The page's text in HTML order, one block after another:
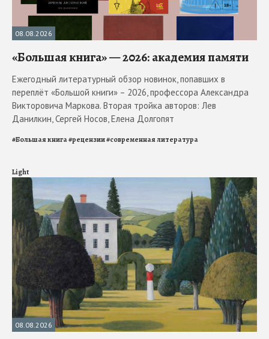
08.08.2026
«Большая книга» — 2026: академия памяти
Ежегодный литературный обзор новинок, попавших в
переплёт «Большой книги» – 2026, профессора Александра
Викторовича Маркова. Вторая тройка авторов: Лев
Данилкин, Сергей Носов, Елена Долгопят
#Большая книга#рецензии#современная литература
Light
08.08.2026